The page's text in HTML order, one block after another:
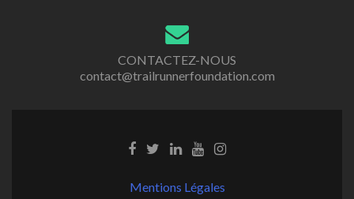
CONTACTEZ-NOUS
contact@trailrunnerfoundation.com
Mentions Légales